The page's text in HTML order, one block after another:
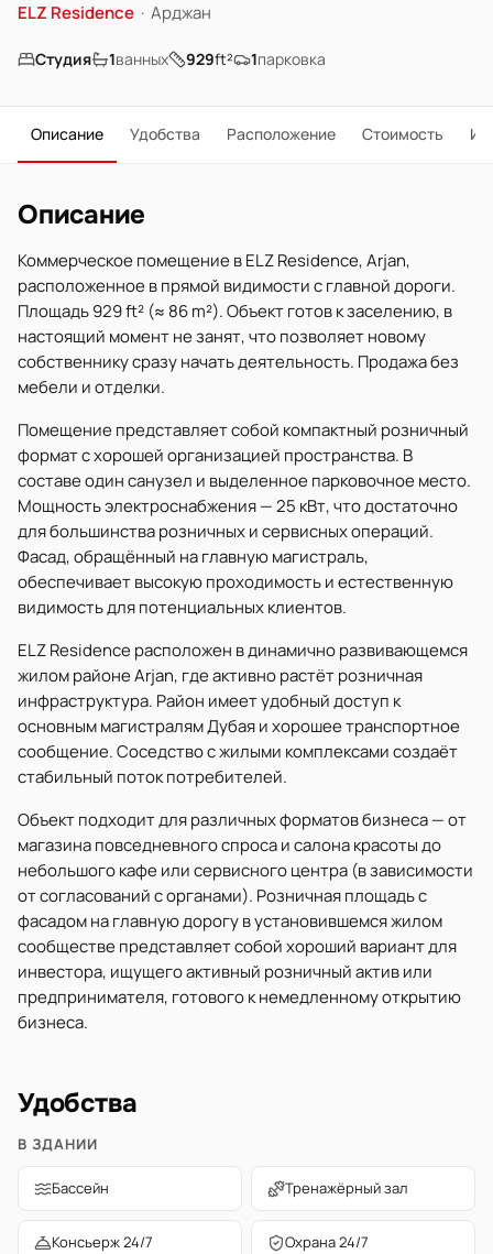
ELZ Residence · Арджан
Студия 1ванных 929ft² 1парковка
Описание Удобства Расположение Стоимость
Описание
Коммерческое помещение в ELZ Residence, Arjan,
расположенное в прямой видимости с главной дороги.
Площадь 929 ft² (≈ 86 m²). Объект готов к заселению, в
настоящий момент не занят, что позволяет новому
собственнику сразу начать деятельность. Продажа без
мебели и отделки.
Помещение представляет собой компактный розничный
формат с хорошей организацией пространства. В
составе один санузел и выделенное парковочное место.
Мощность электроснабжения — 25 кВт, что достаточно
для большинства розничных и сервисных операций.
Фасад, обращённый на главную магистраль,
обеспечивает высокую проходимость и естественную
видимость для потенциальных клиентов.
ELZ Residence расположен в динамично развивающемся
жилом районе Arjan, где активно растёт розничная
инфраструктура. Район имеет удобный доступ к
основным магистралям Дубая и хорошее транспортное
сообщение. Соседство с жилыми комплексами создаёт
стабильный поток потребителей.
Объект подходит для различных форматов бизнеса — от
магазина повседневного спроса и салона красоты до
небольшого кафе или сервисного центра (в зависимости
от согласований с органами). Розничная площадь с
фасадом на главную дорогу в установившемся жилом
сообществе представляет собой хороший вариант для
инвестора, ищущего активный розничный актив или
предпринимателя, готового к немедленному открытию
бизнеса.
Удобства
В ЗДАНИИ
Бассейн Тренажёрный зал
Консьерж 24/7 Охрана 24/7